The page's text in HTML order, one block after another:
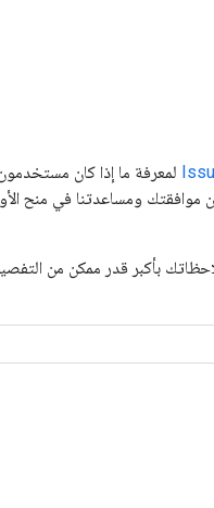
لمعرفة ما إذا كان
ومساعدتنا في منح
بأكبر قدر ممكن من